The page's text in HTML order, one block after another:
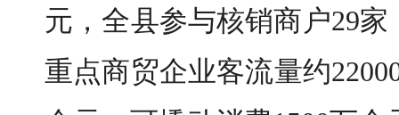
元，全县参与核销商户29
重点商贸企业客流量约